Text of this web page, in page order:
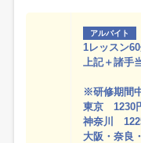
アルバイト
1レッスン
上記＋諸手
※研修期間
東京 1230
神奈川
大阪・奈良